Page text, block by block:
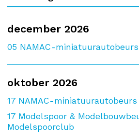
december 2026
05 NAMAC-
oktober 2026
17 NAMAC-
17 Modelspoor &
Modelspoorclub